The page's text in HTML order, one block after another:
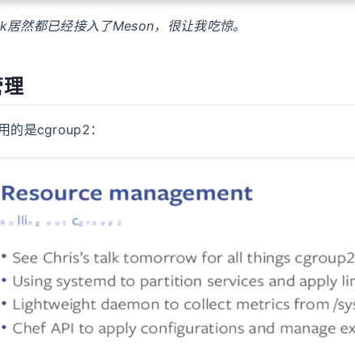
然都已经接入了Meson，很让我吃惊。
的是cgroup2：